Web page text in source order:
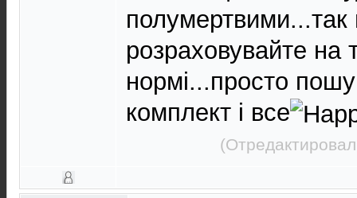
розраховувайте на
нормі...просто
комплект і все